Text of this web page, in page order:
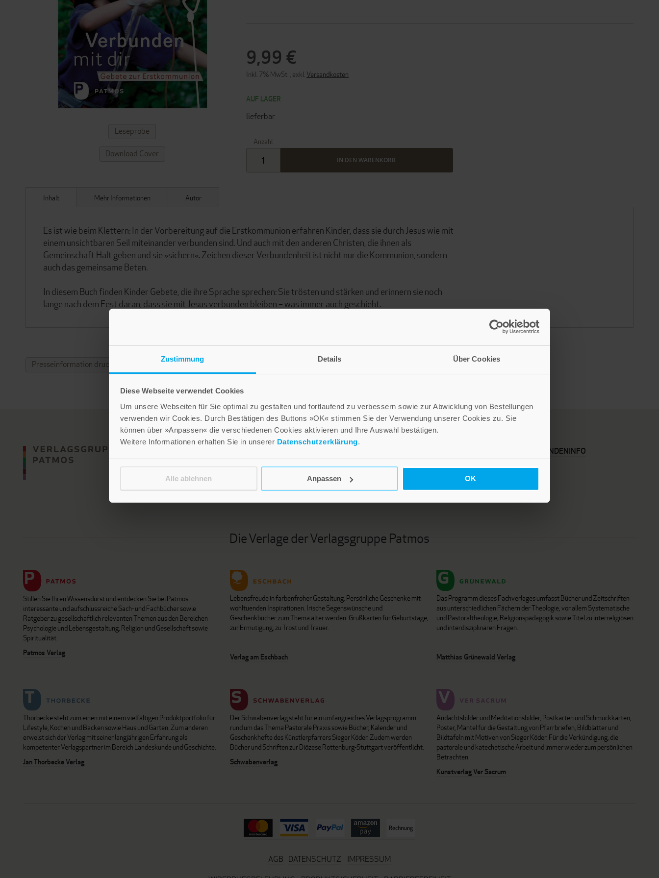
Zustimmung Details Über Cookies
Diese Webseite verwendet Cookies
Um unsere Webseiten für Sie optimal zu gestalten und fortlaufend zu verbessern sowie zur Abwicklung von Bestellungen
verwenden wir Cookies. Durch Bestätigen des Buttons »OK« stimmen Sie der Verwendung unserer Cookies zu. Sie
können über »Anpassen« die verschiedenen Cookies aktivieren und Ihre Auswahl bestätigen.
Weitere Informationen erhalten Sie in unserer Datenschutzerklärung.
Alle ablehnen Anpassen OK
9,99 €
Inkl. 7% MwSt. , exkl. Versandkosten
AUF LAGER
lieferbar
Anzahl
IN DEN WARENKORB
ZUM
ANFANG
BILDERGALERIE
Leseprobe
Download Cover
Inhalt
Es ist wie beim Klettern: In der Vorbereitung auf die Erstkommunion erfahren Kinder, dass sie durch Jesus wie mit
einem unsichtbaren Seil miteinander verbunden sind. Und auch mit den anderen Christen, die ihnen als
Gemeinschaft Halt geben und sie »sichern«. Zeichen dieser Verbundenheit ist nicht nur die Kommunion, sondern
auch das gemeinsame Beten.
In diesem Buch finden Kinder Gebete, die ihre Sprache sprechen: Sie trösten und stärken und erinnern sie noch
lange nach dem Fest daran, dass sie mit Jesus verbunden bleiben – was immer auch geschieht.
Mehr Informationen Autor
Presseinformation drucken
KUNDENINFO
Die Verlage der Verlagsgruppe Patmos
Stillen Sie Ihren Wissensdurst und entdecken Sie bei Patmos
interessante und aufschlussreiche Sach- und Fachbücher sowie
Ratgeber zu gesellschaftlich relevanten Themen aus den Bereichen
Psychologie und Lebensgestaltung, Religion und Gesellschaft sowie
Spiritualität.
Patmos Verlag
Lebensfreude in farbenfroher Gestaltung: Persönliche Geschenke mit
wohltuenden Inspirationen. Irische Segenswünsche und
Geschenkbücher zum Thema älter werden. Grußkarten für Geburtstage,
zur Ermutigung, zu Trost und Trauer.
Verlag am Eschbach
Das Programm dieses Fachverlages umfasst Bücher und Zeitschriften
aus unterschiedlichen Fächern der Theologie, vor allem Systematische
und Pastoraltheologie, Religionspädagogik sowie Titel zu interreligiösen
und interdisziplinären Fragen.
Matthias Grünewald Verlag
Thorbecke steht zum einen mit einem vielfältigen Produktportfolio für
Lifestyle, Kochen und Backen sowie Haus und Garten. Zum anderen
erweist sich der Verlag mit seiner langjährigen Erfahrung als
kompetenter Verlagspartner im Bereich Landeskunde und Geschichte.
Jan Thorbecke Verlag
Der Schwabenverlag steht für ein umfangreiches Verlagsprogramm
rund um das Thema Pastorale Praxis sowie Bücher, Kalender und
Geschenkhefte des Künstlerpfarrers Sieger Köder. Zudem werden
Bücher und Schriften zur Diözese Rottenburg-Stuttgart veröffentlicht.
Schwabenverlag
Andachtsbilder und Meditationsbilder, Postkarten und Schmuckkarten,
Poster, Mäntel für die Gestaltung von Pfarrbriefen, Bildblätter und
Bildtafeln mit Motiven von Sieger Köder. Für die Verkündigung, die
pastorale und katechetische Arbeit und immer wieder zum persönlichen
Betrachten.
Kunstverlag Ver Sacrum
AGB DATENSCHUTZ
IMPRESSUM